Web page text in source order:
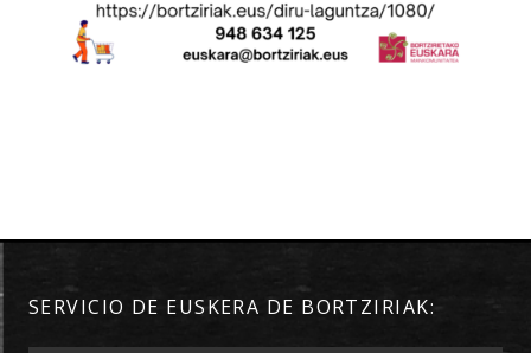
SERVICIO DE EUSKERA DE BORTZIRIAK: